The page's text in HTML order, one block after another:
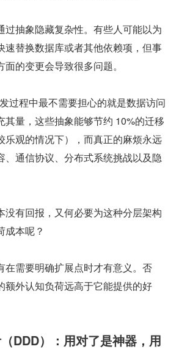
过抽象隐藏复杂性。有些人可能以为
速替换数据库或者其他依赖项，但事
的变更会导致很多问题。
过程中最不需要担心的就是数据访问
其量，这些抽象能够节约 10%的迁移
乐观的情况下），而真正的麻烦永远
、通信协议、分布式系统挑战以及隐
没有回报，又何必要为这种分层架构
成本呢？
在需要明确扩展点时才有意义。否
额外认知负荷远高于它能提供的好
DDD）：用对了是神器，用